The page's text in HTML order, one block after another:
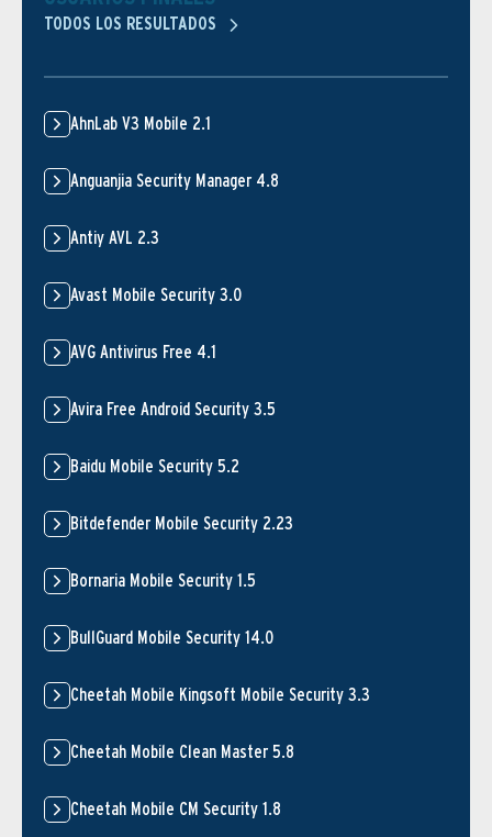
TODOS LOS RESULTADOS
AhnLab V3 Mobile 2.1
Anguanjia Security Manager 4.8
Antiy AVL 2.3
Avast Mobile Security 3.0
AVG Antivirus Free 4.1
Avira Free Android Security 3.5
Baidu Mobile Security 5.2
Bitdefender Mobile Security 2.23
Bornaria Mobile Security 1.5
BullGuard Mobile Security 14.0
Cheetah Mobile Kingsoft Mobile Security 3.3
Cheetah Mobile Clean Master 5.8
Cheetah Mobile CM Security 1.8